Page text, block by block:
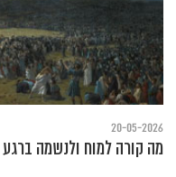
20-05-2026
מה קורה למוח ולנשמה